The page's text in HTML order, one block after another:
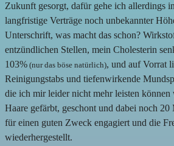
Zukunft gesorgt, dafür gehe ich allerdings
langfristige Verträge noch unbekannter
Unterschrift, was macht das schon?
entzündlichen Stellen, mein Cholesterin
103% (nur das böse natürlich), und auf Vorrat
Reinigungstabs und tiefenwirkende
die ich mir leider nicht mehr leisten können
Haare gefärbt, geschont und dabei noch 20
für einen guten Zweck engagiert und die
wiederhergestellt.